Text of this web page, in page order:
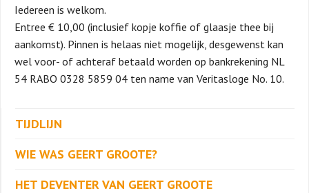
Iedereen is welkom.
Entree € 10,00 (inclusief kopje koffie of glaasje thee bij
aankomst). Pinnen is helaas niet mogelijk, desgewenst kan
wel voor- of achteraf betaald worden op bankrekening NL
54 RABO 0328 5859 04 ten name van Veritasloge No. 10.
TIJDLIJN
WIE WAS GEERT GROOTE?
HET DEVENTER VAN GEERT GROOTE